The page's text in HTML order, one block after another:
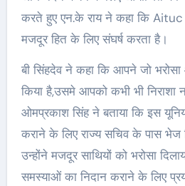
करते हुए एन.के राय ने कहा कि
मजदूर हित के लिए संघर्ष करता है।
बी सिंहदेव ने कहा कि आपने जो
किया है,उसमे आपको कभी भी निराशा
ओमप्रकाश सिंह ने बताया कि इस
कराने के लिए राज्य सचिव के पास भेज
उन्होंने मजदूर साथियों को भरोसा
समस्याओं का निदान कराने के लिए